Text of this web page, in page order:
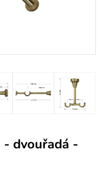
- dvouřadá -